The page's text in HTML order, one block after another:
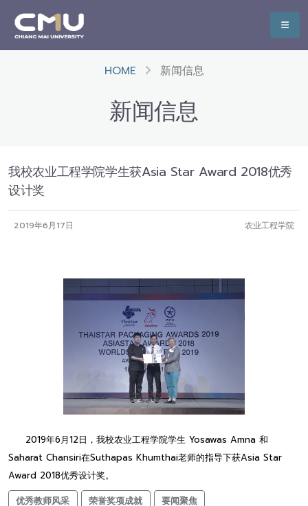
HOME 新闻信息
新闻信息
我校农业工程学院学生获Asia Star Award 2018优秀
设计奖
2019年6月17日 农业工程学院
2019年6月12日，我校农业工程学院学生 Yosawas Amna 和
Saharat Chansiri在Suthapas Khumthai老师的指导下获Asia Star
Award 2018优秀设计奖。
优秀教师风采
荣誉奖项成就 要闻聚焦